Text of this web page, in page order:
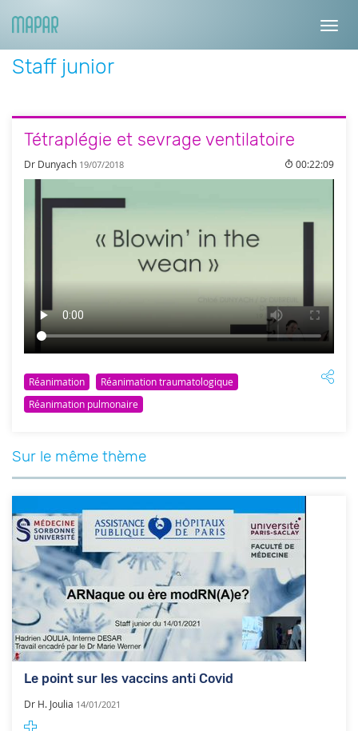
Staff junior
Tétraplégie et sevrage ventilatoire
Dr Dunyach 19/07/2018 00:22:09
Réanimation
Réanimation traumatologique
Réanimation pulmonaire
Sur le même thème
Le point sur les vaccins anti Covid
Dr H. Joulia 14/01/2021